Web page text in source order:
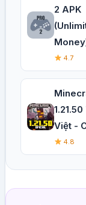
2 APK
4.7
Việt -
4.8